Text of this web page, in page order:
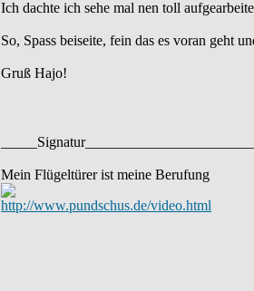
Ich dachte ich sehe mal nen toll
So, Spass beiseite, fein das es voran geht
Gruß Hajo!
Mein Flügeltürer ist meine Berufung
http://www.pundschus.de/video.html